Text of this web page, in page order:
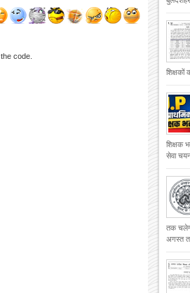
code.
शिक्षक
सेवा चयन
तक
अगस्त